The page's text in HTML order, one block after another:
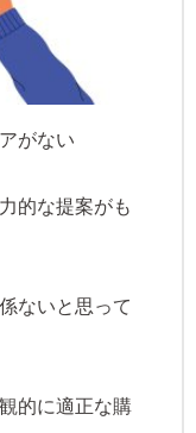
がない
的な提案がも
ないと思って
的に適正な購